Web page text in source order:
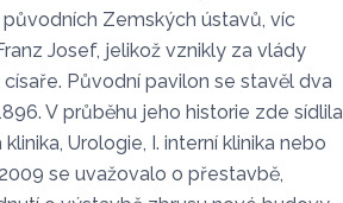
Zemských ústavů, víc
Josef, jelikož vznikly za vlády
Původní pavilon se stavěl dva
V průběhu jeho historie zde sídlila
Urologie, I. interní klinika nebo
se uvažovalo o přestavbě,